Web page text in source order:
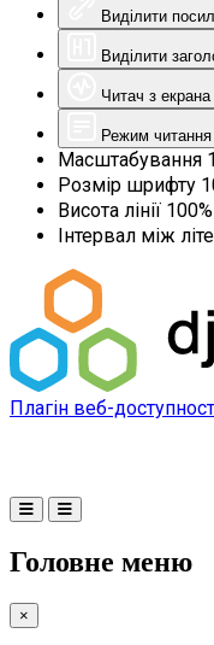
Виділити
Виділити
Читач з екрана
Режим читання
Масштабування
Розмір шрифту
Висота лінії 100%
Інтервал між
Плагін веб-
Головне меню
×